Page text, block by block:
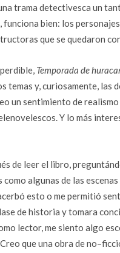
trama detectivesca un
bien: los
que se quedaron
Temporada de
temas y, curiosamente, las
un sentimiento de
Y lo más
de leer el libro,
algunas de las
esto o me permitió
de historia y tomara
lector, me siento algo
que una obra de